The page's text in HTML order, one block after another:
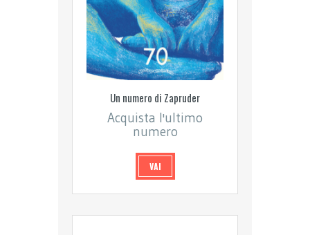
Un numero di Zapruder
Acquista l'ultimo
numero
VAI